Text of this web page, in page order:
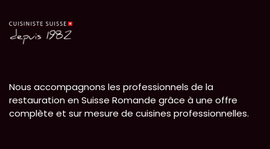
Nous accompagnons les professionnels de la
restauration en Suisse Romande grâce à une offre
complète et sur mesure de cuisines professionnelles.